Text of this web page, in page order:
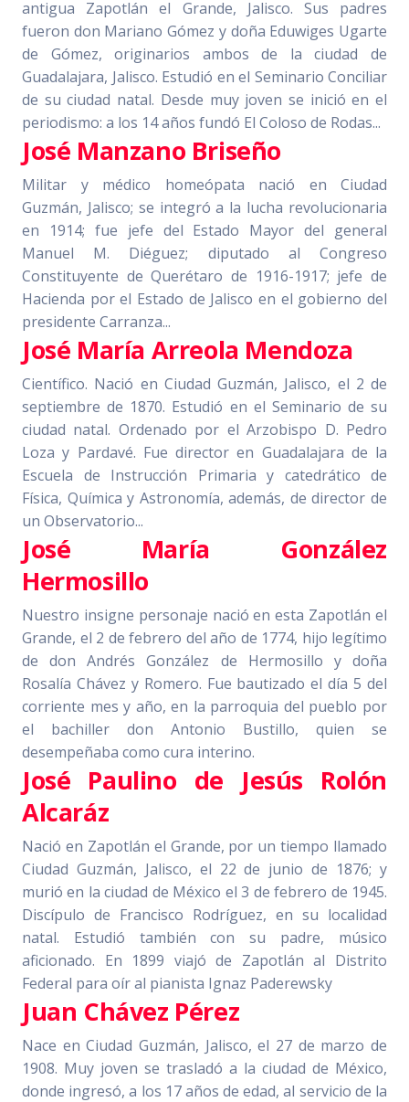
antigua Zapotlán el Grande, Jalisco. Sus padres
fueron don Mariano Gómez y doña Eduwiges Ugarte
de Gómez, originarios ambos de la ciudad de
Guadalajara, Jalisco. Estudió en el Seminario Conciliar
de su ciudad natal. Desde muy joven se inició en el
periodismo: a los 14 años fundó El Coloso de Rodas...
José Manzano Briseño
Militar y médico homeópata nació en Ciudad
Guzmán, Jalisco; se integró a la lucha revolucionaria
en 1914; fue jefe del Estado Mayor del general
Manuel M. Diéguez; diputado al Congreso
Constituyente de Querétaro de 1916-1917; jefe de
Hacienda por el Estado de Jalisco en el gobierno del
presidente Carranza...
José María Arreola Mendoza
Científico. Nació en Ciudad Guzmán, Jalisco, el 2 de
septiembre de 1870. Estudió en el Seminario de su
ciudad natal. Ordenado por el Arzobispo D. Pedro
Loza y Pardavé. Fue director en Guadalajara de la
Escuela de Instrucción Primaria y catedrático de
Física, Química y Astronomía, además, de director de
un Observatorio...
José María González
Hermosillo
Nuestro insigne personaje nació en esta Zapotlán el
Grande, el 2 de febrero del año de 1774, hijo legítimo
de don Andrés González de Hermosillo y doña
Rosalía Chávez y Romero. Fue bautizado el día 5 del
corriente mes y año, en la parroquia del pueblo por
el bachiller don Antonio Bustillo, quien se
desempeñaba como cura interino.
José Paulino de Jesús Rolón
Alcaráz
Nació en Zapotlán el Grande, por un tiempo llamado
Ciudad Guzmán, Jalisco, el 22 de junio de 1876; y
murió en la ciudad de México el 3 de febrero de 1945.
Discípulo de Francisco Rodríguez, en su localidad
natal. Estudió también con su padre, músico
aficionado. En 1899 viajó de Zapotlán al Distrito
Federal para oír al pianista Ignaz Paderewsky
Juan Chávez Pérez
Nace en Ciudad Guzmán, Jalisco, el 27 de marzo de
1908. Muy joven se trasladó a la ciudad de México,
donde ingresó, a los 17 años de edad, al servicio de la